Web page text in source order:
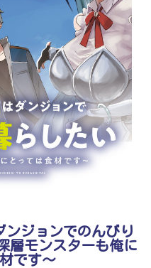
ンジョンでのんびり
層モンスターも俺に
です～